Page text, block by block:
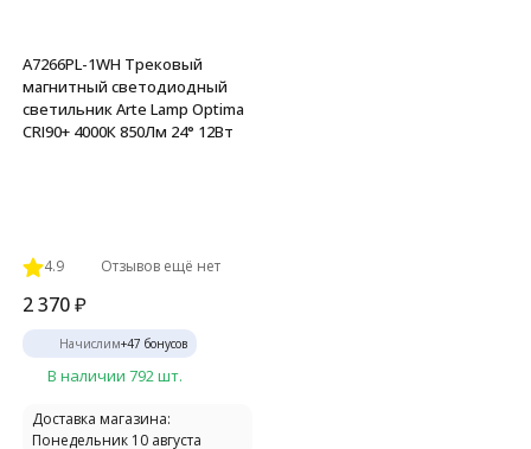
A7266PL-1WH Трековый
магнитный светодиодный
светильник Arte Lamp Optima
CRI90+ 4000К 850Лм 24° 12Вт
4.9 Отзывов ещё нет
2 370₽
Начислим+47 бонусов
В наличии 792 шт.
Доставка магазина:
Понедельник 10 августа